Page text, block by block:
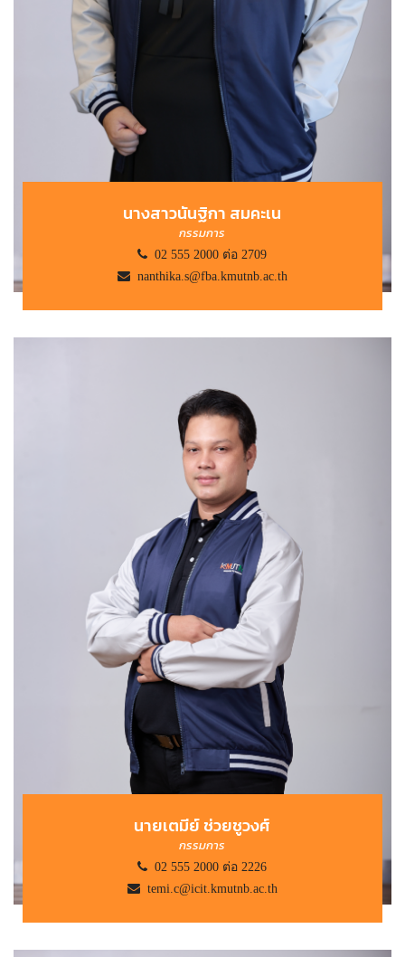
นางสาวนันฐิกา สมคะเน
กรรมการ
02 555 2000 ต่อ 2709
nanthika.s@fba.kmutnb.ac.th
นายเตมีย์ ช่วยชูวงศ์
กรรมการ
02 555 2000 ต่อ 2226
temi.c@icit.kmutnb.ac.th